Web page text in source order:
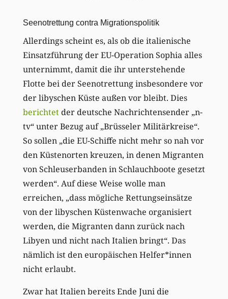
Seenotrettung contra Migrationspolitik
Allerdings scheint es, als ob die italienische
Einsatzführung der EU-Operation Sophia alles
unternimmt, damit die ihr unterstehende
Flotte bei der Seenotrettung insbesondere vor
der libyschen Küste außen vor bleibt. Dies
berichtetder deutsche Nachrichtensender „n-
tv“ unter Bezug auf „Brüsseler Militärkreise“.
So sollen „die EU-Schiffe nicht mehr so nah vor
den Küstenorten kreuzen, in denen Migranten
von Schleuserbanden in Schlauchboote gesetzt
werden“. Auf diese Weise wolle man
erreichen, „dass mögliche Rettungseinsätze
von der libyschen Küstenwache organisiert
werden, die Migranten dann zurück nach
Libyen und nicht nach Italien bringt“. Das
nämlich ist den europäischen Helfer*innen
nicht erlaubt.
Zwar hat Italien bereits Ende Juni die